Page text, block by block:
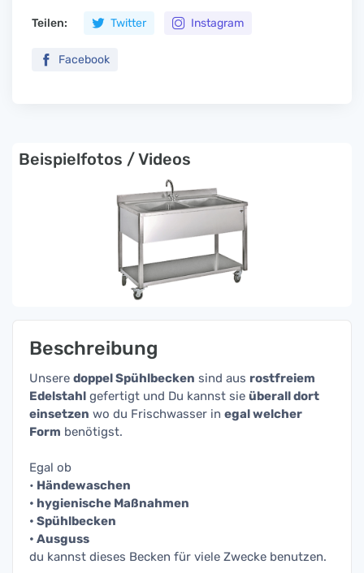
Teilen: Twitter Instagram
Facebook
Beispielfotos / Videos
Beschreibung
Unsere doppel Spühlbecken sind aus rostfreiem
Edelstahl gefertigt und Du kannst sie überall dort
einsetzen wo du Frischwasser in egal welcher
Form benötigst.
Egal ob
• Händewaschen
• hygienische Maßnahmen
• Spühlbecken
• Ausguss
du kannst dieses Becken für viele Zwecke benutzen.